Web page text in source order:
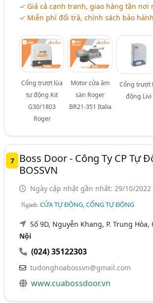
✓ Giá cả cạnh tranh, giao hàng tận nơi
✓ Miễn phí đổi trả, chính sách bảo
Cổng trượt lùa
tự động Kit
G30/1803
Roger
Motor cửa âm
sàn Roger
BR21-351 Italia
Cổng trượt
động Livi
7
Boss Door - Công Ty CP Tự
BOSSVN
Ngày cập nhật gần nhất: 29/10/2022
Ngành:CỬA TỰ ĐỘNG, CỔNG TỰ ĐỘNG
Số 9D, Nguyễn Khang, P. Trung Hòa,
Nội
(024) 35122303
tudonghoabossvn@gmail.com
www.cuabossdoor.vn